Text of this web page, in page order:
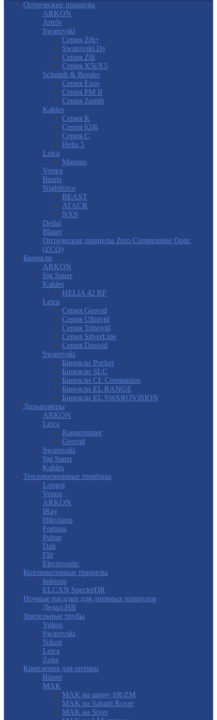
Оптические прицелы
ARKON
Artelv
Swarovski
Серия Z8i+
Swarovski Ds
Серия Z8i
Серия X5i/X5
Schmidt & Bender
Серия Exos
Серия PM II
Cерия Zenith
Kahles
Серия K
Серия 624i
Серия С
Helia 5
Leica
Magnus
Vortex
Burris
Nightforce
BEAST
ATACR
NXS
Dedal
Blaser
Оптические прицелы Zero Compromise Optic
(ZCO)
Бинокли
ARKON
Sig Sauer
Kahles
HELIA 42 RF
Leica
Серия Geovid
Серия Ultravid
Серия Trinovid
Серия SilverLine
Серия Duovid
Swarovski
Бинокли Pocket
Бинокли SLC
Бинокли CL Companion
Бинокли EL RANGE
Бинокли EL SWAROVISION
Дальномеры
ARKON
Leica
Rangemaster
Geovid
Swarovski
Sig Sauer
Kahles
Тепловизионные приборы
Longot
Venox
ARKON
IRay
Hikvision
Fortuna
Pulsar
Dali
Flir
Electrooptic
Коллиматорные прицелы
holosun
ELCAN SpecterDR
Ночные насадки для дневных прицелов
Дедал-НВ
Зрительные трубы
Yukon
Swarovski
Nikon
Leica
Zeiss
Крепления для оптики
Blaser
MAK
MAK на шину SR/ZM
MAK на Sabatti Rover
MAK на Styer